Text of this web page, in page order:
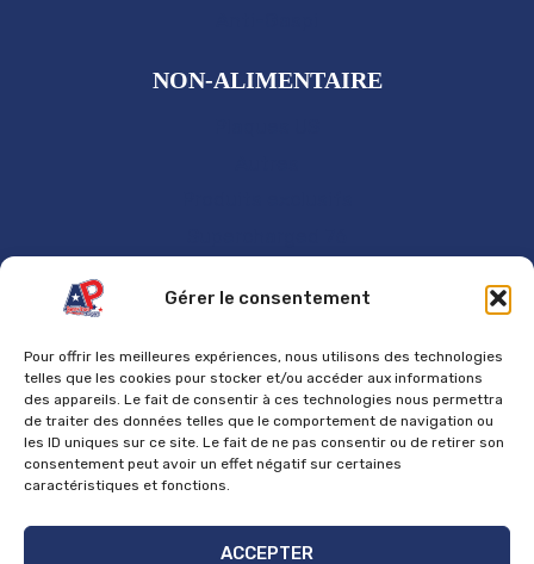
Gérer le consentement
Pour offrir les meilleures expériences, nous utilisons des technologies
telles que les cookies pour stocker et/ou accéder aux informations
des appareils. Le fait de consentir à ces technologies nous permettra
de traiter des données telles que le comportement de navigation ou
les ID uniques sur ce site. Le fait de ne pas consentir ou de retirer son
consentement peut avoir un effet négatif sur certaines
caractéristiques et fonctions.
ACCEPTER
NON-ALIMENTAIRE
GÉNÉRAL
Contact
Mentions Légales
Politique de cookies
Politique de confidentialité
Politique de retours et de remboursements